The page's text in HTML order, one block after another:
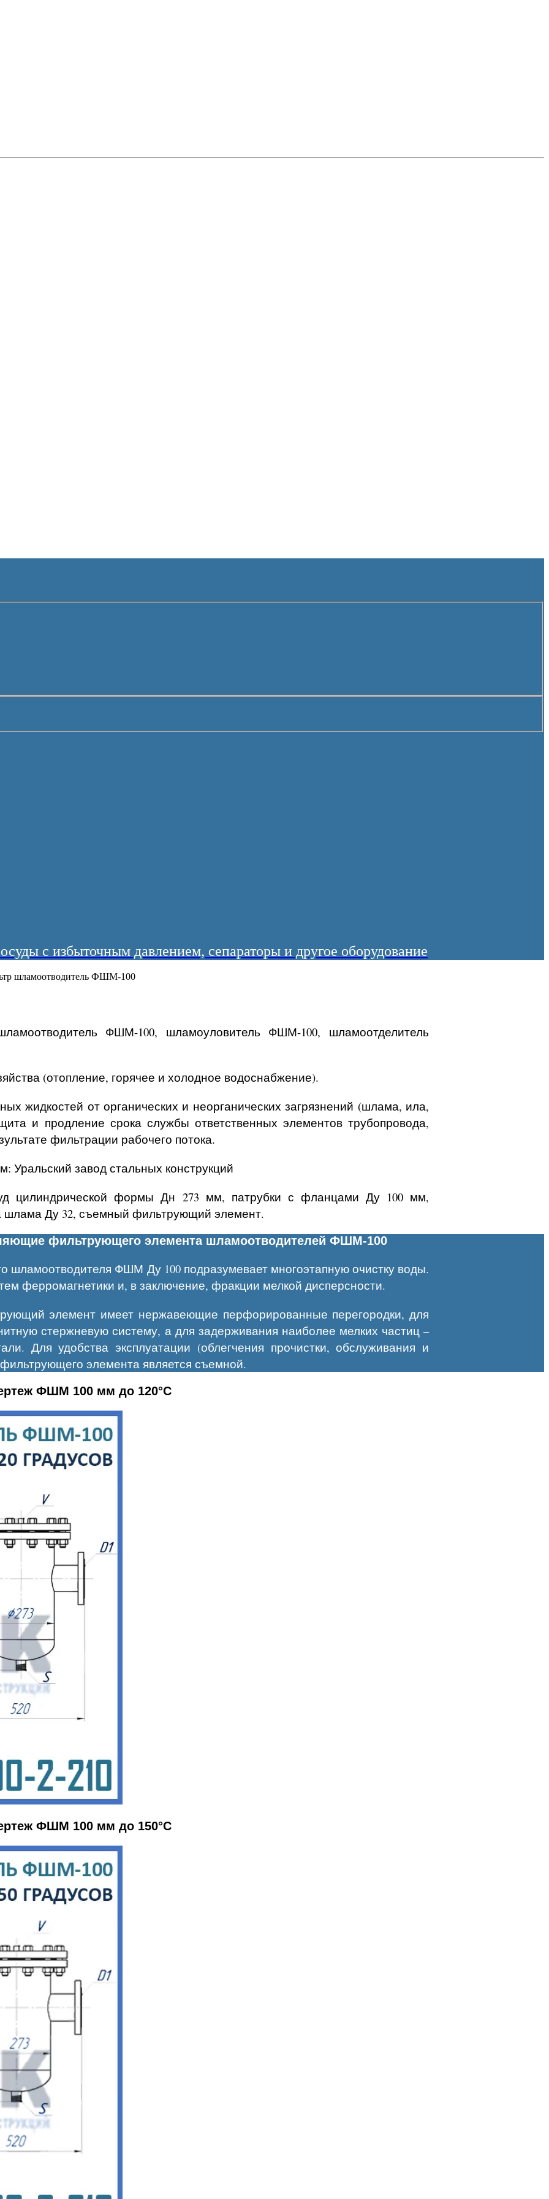
с избыточным давлением, сепараторы и другое оборудование
шламоотводитель ФШМ-100
ФШМ-100, шламоуловитель ФШМ-100, шламоотделитель
(отопление, горячее и холодное водоснабжение).
жидкостей от органических и неорганических загрязнений (шлама, ила,
и продление срока службы ответственных элементов трубопровода,
фильтрации рабочего потока.
завод стальных конструкций
цилиндрической формы Дн 273 мм, патрубки с фланцами Ду 100 мм,
шлама Ду 32, съемный фильтрующий элемент.
фильтрующего элемента шламоотводителей ФШМ-100
шламоотводителя ФШМ Ду 100 подразумевает многоэтапную очистку воды.
ферромагнетики и, в заключение, фракции мелкой дисперсности.
элемент имеет нержавеющие перфорированные перегородки, для
стержневую систему, а для задерживания наиболее мелких частиц –
Для удобства эксплуатации (облегчения прочистки, обслуживания и
элемента является съемной.
ФШМ 100 мм до 120°С
ФШМ 100 мм до 150°С